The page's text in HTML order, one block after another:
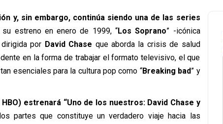
y, sin embargo, continúa siendo una de las series
su estreno en enero de 1999, “Los Soprano” -icónica
por David Chase que aborda la crisis de salud
en la forma de trabajar el formato televisivo, el que
esenciales para la cultura pop como “Breaking bad” y
estrenará “Uno de los nuestros: David Chase y
partes que constituye un verdadero viaje hacia las